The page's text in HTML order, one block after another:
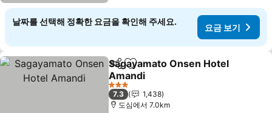
날짜를 선택해 정확한 요금을 확인해 주세요.
요금 보기
공유 즐겨찾기에 추가
Sagayamato Onsen Hotel
Amandi
3 성급
7.3
1,438
도심에서 7.0km